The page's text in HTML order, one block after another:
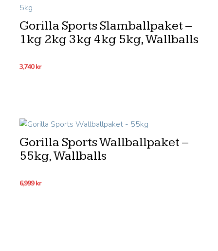
Gorilla Sports Slamballpaket –
1kg 2kg 3kg 4kg 5kg, Wallballs
3,740kr
Gorilla Sports Wallballpaket –
55kg, Wallballs
6,999kr